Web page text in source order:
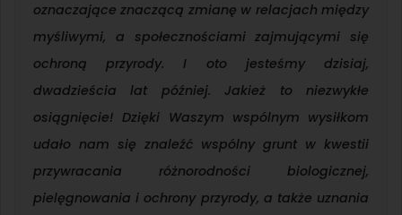
oznaczające znaczącą zmianę w relacjach między
myśliwymi, a społecznościami zajmującymi się
ochroną przyrody. I oto jesteśmy dzisiaj,
dwadzieścia lat później. Jakież to niezwykłe
osiągnięcie! Dzięki Waszym wspólnym wysiłkom
udało nam się znaleźć wspólny grunt w kwestii
przywracania różnorodności biologicznej,
pielęgnowania i ochrony przyrody, a także uznania